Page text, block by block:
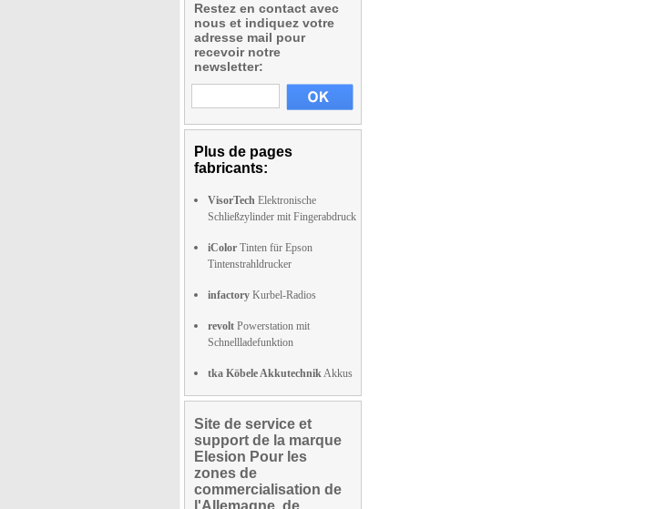
Restez en contact avec
nous et indiquez votre
adresse mail pour
recevoir notre
newsletter:
Plus de pages
fabricants:
VisorTech Elektronische
Schließzylinder mit Fingerabdruck
iColor Tinten für Epson
Tintenstrahldrucker
infactory Kurbel-Radios
revolt Powerstation mit
Schnellladefunktion
tka Köbele AkkutechnikAkkus
Site de service et
support de la marque
Elesion Pour les
zones de
commercialisation de
l'Allemagne, de